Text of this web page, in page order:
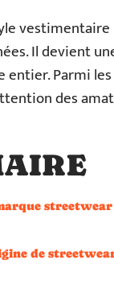
Il devient
entier. Parmi
des
de